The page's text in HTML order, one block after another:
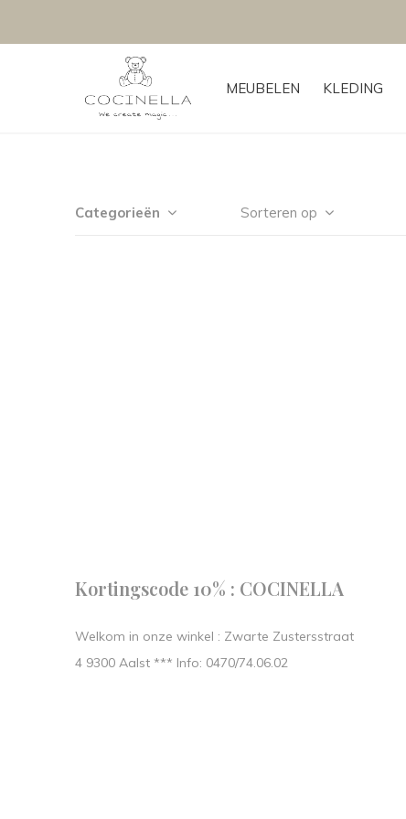
MEUBELEN KLEDING
Categorieën Sorteren op
Kortingscode 10% : COCINELLA
Welkom in onze winkel : Zwarte Zustersstraat
4 9300 Aalst *** Info: 0470/74.06.02